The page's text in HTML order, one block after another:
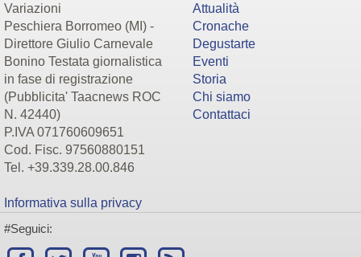
Variazioni
Peschiera Borromeo (MI) -
Direttore Giulio Carnevale
Bonino Testata giornalistica
in fase di registrazione
(Pubblicita' Taacnews ROC
N. 42440)
P.IVA 071760609651
Cod. Fisc. 97560880151
Tel. +39.339.28.00.846
Informativa sulla privacy
Attualità
Cronache
Degustarte
Eventi
Storia
Chi siamo
Contattaci
#Seguici: